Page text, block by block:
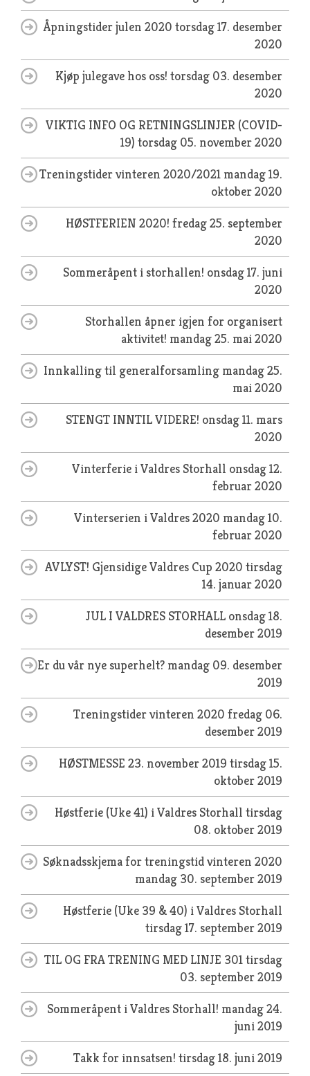
Åpningstider julen 2020 torsdag 17. desember
2020
Kjøp julegave hos oss! torsdag 03. desember
2020
VIKTIG INFO OG RETNINGSLINJER (COVID-
19) torsdag 05. november 2020
Treningstider vinteren 2020/2021 mandag 19.
oktober 2020
HØSTFERIEN 2020! fredag 25. september
2020
Sommeråpent i storhallen! onsdag 17. juni
2020
Storhallen åpner igjen for organisert
aktivitet! mandag 25. mai 2020
Innkalling til generalforsamling mandag 25.
mai 2020
STENGT INNTIL VIDERE! onsdag 11. mars
2020
Vinterferie i Valdres Storhall onsdag 12.
februar 2020
Vinterserien i Valdres 2020 mandag 10.
februar 2020
AVLYST! Gjensidige Valdres Cup 2020 tirsdag
14. januar 2020
JUL I VALDRES STORHALL onsdag 18.
desember 2019
Er du vår nye superhelt? mandag 09. desember
2019
Treningstider vinteren 2020 fredag 06.
desember 2019
HØSTMESSE 23. november 2019 tirsdag 15.
oktober 2019
Høstferie (Uke 41) i Valdres Storhall tirsdag
08. oktober 2019
Søknadsskjema for treningstid vinteren 2020
mandag 30. september 2019
Høstferie (Uke 39 & 40) i Valdres Storhall
tirsdag 17. september 2019
TIL OG FRA TRENING MED LINJE 301tirsdag
03. september 2019
Sommeråpent i Valdres Storhall! mandag 24.
juni 2019
Takk for innsatsen! tirsdag 18. juni 2019